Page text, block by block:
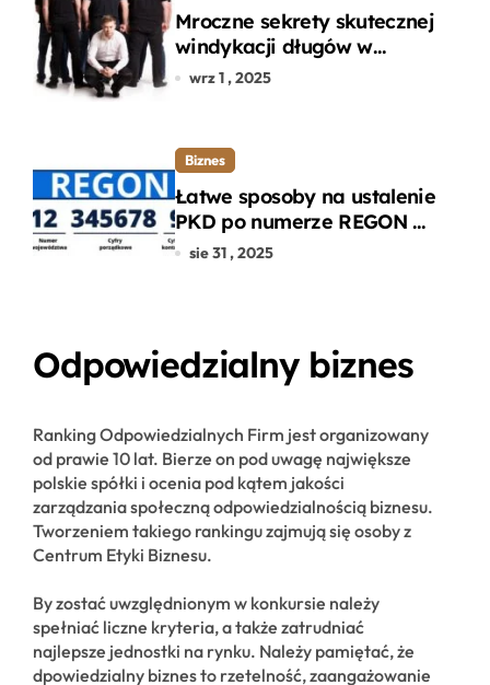
Mroczne sekrety skutecznej
windykacji długów w
departamencie windykacji
wrz 1 , 2025
Biznes
Łatwe sposoby na ustalenie
PKD po numerze REGON w
kilku prostych krokach
sie 31 , 2025
Odpowiedzialny biznes
Ranking Odpowiedzialnych Firm jest organizowany
od prawie 10 lat. Bierze on pod uwagę największe
polskie spółki i ocenia pod kątem jakości
zarządzania społeczną odpowiedzialnością biznesu.
Tworzeniem takiego rankingu zajmują się osoby z
Centrum Etyki Biznesu.
By zostać uwzględnionym w konkursie należy
spełniać liczne kryteria, a także zatrudniać
najlepsze jednostki na rynku. Należy pamiętać, że
dpowiedzialny biznes to rzetelność, zaangażowanie